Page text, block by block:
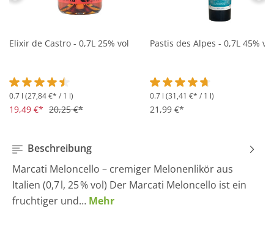
Elixir de Castro - 0,7L 25% vol
Durchschnittliche Bewertung von 4.5 von 5 Sternen
0.7 l (27,84 €* / 1 l)
19,49 €* 20,25 €*
Pastis des Alpes - 0,7L 45% vol
Durchschnittliche
0.7 l (31,41 €* / 1 l)
21,99 €*
Beschreibung
Marcati Meloncello – cremiger Melonenlikör aus
Italien (0,7 l, 25 % vol) Der Marcati Meloncello ist ein
fruchtiger und… Mehr